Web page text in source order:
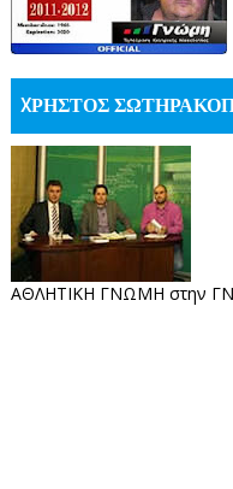
XΡΗΣΤΟΣ
ΑΘΛΗΤΙΚΗ ΓΝΩΜΗ στην